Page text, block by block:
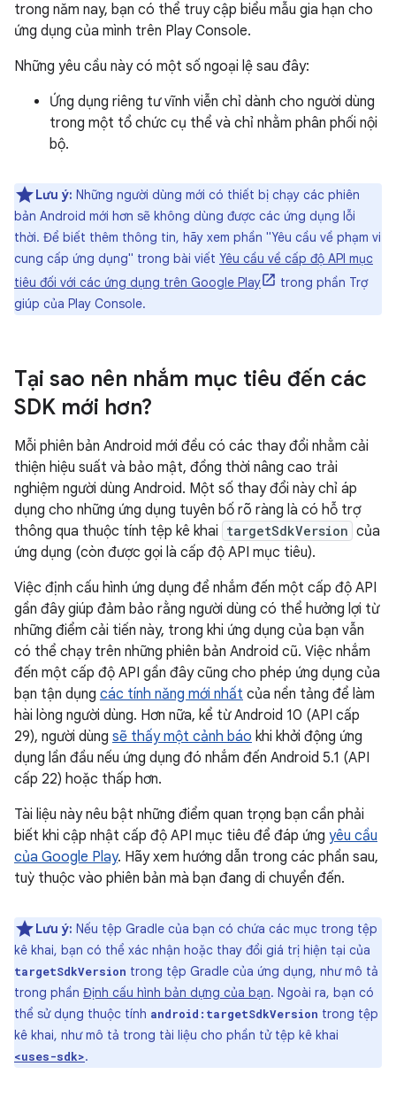
trong năm nay, bạn có thể truy cập biểu mẫu gia hạn cho
ứng dụng của mình trên Play Console.
Những yêu cầu này có một số ngoại lệ sau đây:
Ứng dụng riêng tư vĩnh viễn chỉ dành cho người dùng
trong một tổ chức cụ thể và chỉ nhằm phân phối nội
bộ.
Lưu ý: Những người dùng mới có thiết bị chạy các phiên
bản Android mới hơn sẽ không dùng được các ứng dụng lỗi
thời. Để biết thêm thông tin, hãy xem phần "Yêu cầu về phạm vi
cung cấp ứng dụng" trong bài viết Yêu cầu về cấp độ API mục
tiêu đối với các ứng dụng trên Google Play
trong phần Trợ
giúp của Play Console.
Tại sao nên nhắm mục tiêu đến các
SDK mới hơn?
Mỗi phiên bản Android mới đều có các thay đổi nhằm cải
thiện hiệu suất và bảo mật, đồng thời nâng cao trải
nghiệm người dùng Android. Một số thay đổi này chỉ áp
dụng cho những ứng dụng tuyên bố rõ ràng là có hỗ trợ
thông qua thuộc tính tệp kê khai targetSdkVersion của
ứng dụng (còn được gọi là cấp độ API mục tiêu).
Việc định cấu hình ứng dụng để nhắm đến một cấp độ API
gần đây giúp đảm bảo rằng người dùng có thể hưởng lợi từ
những điểm cải tiến này, trong khi ứng dụng của bạn vẫn
có thể chạy trên những phiên bản Android cũ. Việc nhắm
đến một cấp độ API gần đây cũng cho phép ứng dụng của
bạn tận dụng các tính năng mới nhất của nền tảng để làm
hài lòng người dùng. Hơn nữa, kể từ Android 10 (API cấp
29), người dùng sẽ thấy một cảnh báo khi khởi động ứng
dụng lần đầu nếu ứng dụng đó nhắm đến Android 5.1 (API
cấp 22) hoặc thấp hơn.
Tài liệu này nêu bật những điểm quan trọng bạn cần phải
biết khi cập nhật cấp độ API mục tiêu để đáp ứng yêu cầu
của Google Play. Hãy xem hướng dẫn trong các phần sau,
tuỳ thuộc vào phiên bản mà bạn đang di chuyển đến.
Lưu ý: Nếu tệp Gradle của bạn có chứa các mục trong tệp
kê khai, bạn có thể xác nhận hoặc thay đổi giá trị hiện tại của
targetSdkVersion trong tệp Gradle của ứng dụng, như mô tả
trong phần Định cấu hình bản dựng của bạn. Ngoài ra, bạn có
thể sử dụng thuộc tính android:targetSdkVersion trong tệp
kê khai, như mô tả trong tài liệu cho phần tử tệp kê khai
<uses-sdk>.